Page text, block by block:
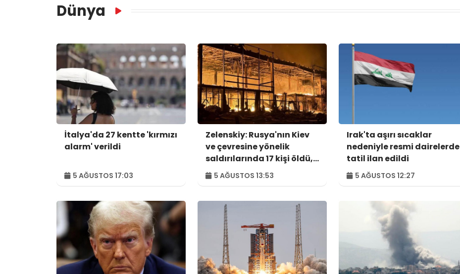
Dünya
İtalya'da 27 kentte 'kırmızı
alarm' verildi
5 AĞUSTOS 17:03
Zelenskiy: Rusya'nın Kiev
ve çevresine yönelik
saldırılarında 17 kişi öldü,
44 kişi yaralandı
5 AĞUSTOS 13:53
Irak'ta aşırı sıcaklar
nedeniyle resmi dairelerde
tatil ilan edildi
5 AĞUSTOS 12:27